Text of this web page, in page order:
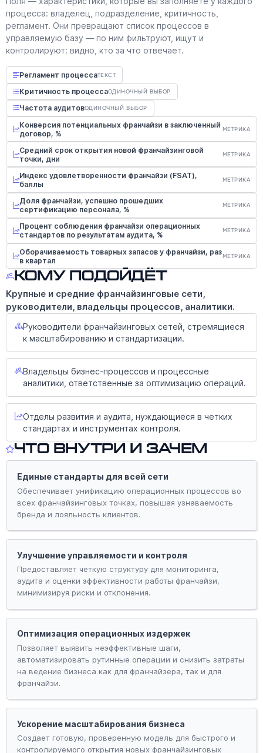
процесса: владелец, подразделение, критичность,
регламент. Они превращают список процессов в
управляемую базу — по ним фильтруют, ищут и
контролируют: видно, кто за что отвечает.
Регламент процессаТЕКСТ
Критичность процессаОДИНОЧНЫЙ ВЫБОР
Частота аудитовОДИНОЧНЫЙ ВЫБОР
Конверсия потенциальных франчайзи в заключенный
договор, %
МЕТРИКА
Средний срок открытия новой франчайзинговой
точки, дни
МЕТРИКА
Индекс удовлетворенности франчайзи (FSAT),
баллы
МЕТРИКА
Доля франчайзи, успешно прошедших
сертификацию персонала, %
МЕТРИКА
Процент соблюдения франчайзи операционных
стандартов по результатам аудита, %
МЕТРИКА
Оборачиваемость товарных запасов у франчайзи, раз
в квартал
МЕТРИКА
Кому подойдёт
Крупные и средние франчайзинговые сети,
руководители, владельцы процессов, аналитики.
Руководители франчайзинговых сетей, стремящиеся
к масштабированию и стандартизации.
Владельцы бизнес-процессов и процессные
аналитики, ответственные за оптимизацию операций.
Отделы развития и аудита, нуждающиеся в четких
стандартах и инструментах контроля.
Что внутри и зачем
Единые стандарты для всей сети
Обеспечивает унификацию операционных процессов во
всех франчайзинговых точках, повышая узнаваемость
бренда и лояльность клиентов.
Улучшение управляемости и контроля
Предоставляет четкую структуру для мониторинга,
аудита и оценки эффективности работы франчайзи,
минимизируя риски и отклонения.
Оптимизация операционных издержек
Позволяет выявить неэффективные шаги,
автоматизировать рутинные операции и снизить затраты
на ведение бизнеса как для франчайзера, так и для
франчайзи.
Ускорение масштабирования бизнеса
Создает готовую, проверенную модель для быстрого и
контролируемого открытия новых франчайзинговых